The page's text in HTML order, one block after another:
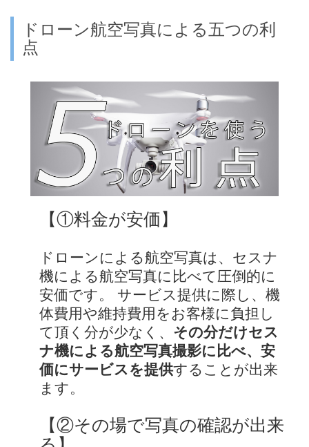
ドローン航空写真による五つの利
点
【①料金が安価】
ドローンによる航空写真は、セスナ
機による航空写真に比べて圧倒的に
安価です。 サービス提供に際し、機
体費用や維持費用をお客様に負担し
て頂く分が少なく、 その分だけセス
ナ機による航空写真撮影に比べ、安
価にサービスを提供することが出来
ます。
【②その場で写真の確認が出来